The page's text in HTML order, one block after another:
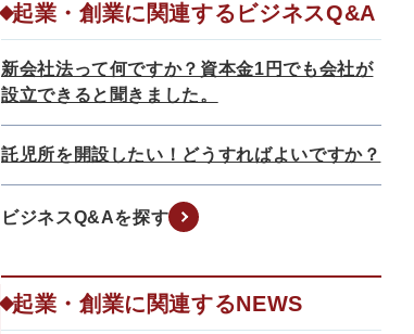
起業・創業に関連するビジネスQ&A
新会社法って何ですか？資本金1円でも会社が
設立できると聞きました。
託児所を開設したい！どうすればよいですか？
ビジネスQ&Aを探す
起業・創業に関連するNEWS